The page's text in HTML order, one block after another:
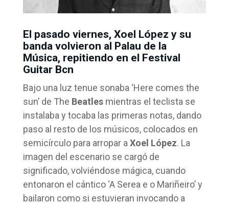
El pasado viernes, Xoel López y su
banda volvieron al Palau de la
Música, repitiendo en el Festival
Guitar Bcn
Bajo una luz tenue sonaba ‘Here comes the
sun’ de The Beatlesmientras el teclista se
instalaba y tocaba las primeras notas, dando
paso al resto de los músicos, colocados en
semicírculo para arropar a Xoel López. La
imagen del escenario se cargó de
significado, volviéndose mágica, cuando
entonaron el cántico ‘A Serea e o Mariñeiro’ y
bailaron como si estuvieran invocando a